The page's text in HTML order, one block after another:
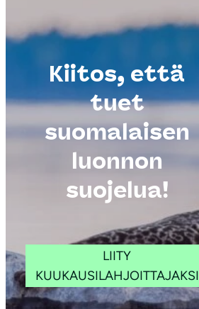
Kiitos, että
tuet
suomalaisen
luonnon
suojelua!
LIITY
KUUKAUSILAHJOITTAJAKSI